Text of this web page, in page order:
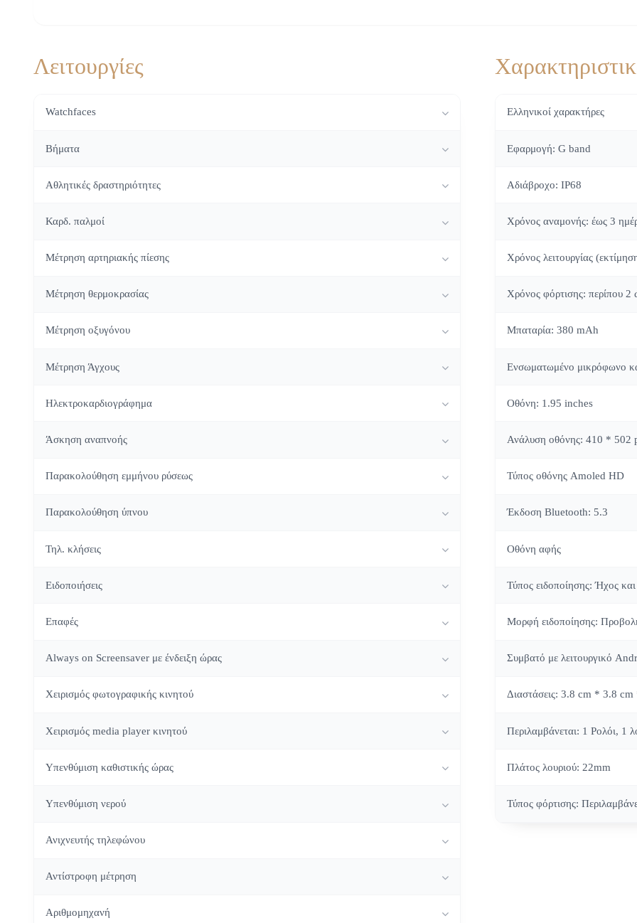
Λειτουργίες
Watchfaces
Βήματα
Αθλητικές δραστηριότητες
Καρδ. παλμοί
Μέτρηση αρτηριακής πίεσης
Μέτρηση θερμοκρασίας
Μέτρηση οξυγόνου
Μέτρηση Άγχους
Ηλεκτροκαρδιογράφημα
Άσκηση αναπνοής
Παρακολούθηση εμμήνου ρύσεως
Παρακολούθηση ύπνου
Τηλ. κλήσεις
Ειδοποιήσεις
Επαφές
Always on Screensaver με ένδειξη ώρας
Χειρισμός φωτογραφικής κινητού
Χειρισμός media player κινητού
Υπενθύμιση καθιστικής ώρας
Υπενθύμιση νερού
Ανιχνευτής τηλεφώνου
Αντίστροφη μέτρηση
Αριθμομηχανή
Ελληνικοί χαρακτήρες
Εφαρμογή: G band
Αδιάβροχο: IP68
Χρόνος αναμονής: έως 3
Χρόνος λειτουργίας
Χρόνος φόρτισης: περίπου 2
Μπαταρία: 380 mAh
Ενσωματωμένο μικρόφωνο
Οθόνη: 1.95 inches
Ανάλυση οθόνης: 410 * 502
Τύπος οθόνης Amoled HD
Έκδοση Bluetooth: 5.3
Οθόνη αφής
Τύπος ειδοποίησης: Ήχος
Μορφή ειδοποίησης:
Συμβατό με λειτουργικό
Διαστάσεις: 3.8 cm * 3.8
Περιλαμβάνεται: 1 Ρολόι, 1
Πλάτος λουριού: 22mm
Τύπος φόρτισης: